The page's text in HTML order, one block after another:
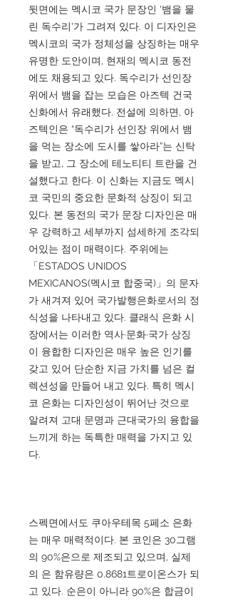
뒷면에는 멕시코 국가 문장인 '뱀을 물
린 독수리'가 그려져 있다. 이 디자인은
멕시코의 국가 정체성을 상징하는 매우
유명한 도안이며, 현재의 멕시코 동전
에도 채용되고 있다. 독수리가 선인장
위에서 뱀을 잡는 모습은 아즈텍 건국
신화에서 유래했다. 전설에 의하면, 아
즈텍인은 “독수리가 선인장 위에서 뱀
을 먹는 장소에 도시를 쌓아라”는 신탁
을 받고, 그 장소에 테노티티 트란을 건
설했다고 한다. 이 신화는 지금도 멕시
코 국민의 중요한 문화적 상징이 되고
있다. 본 동전의 국가 문장 디자인은 매
우 강력하고 세부까지 섬세하게 조각되
어있는 점이 매력이다. 주위에는
「ESTADOS UNIDOS
MEXICANOS(멕시코 합중국)」의 문자
가 새겨져 있어 국가발행은화로서의 정
식성을 나타내고 있다. 클래식 은화 시
장에서는 이러한 역사·문화·국가 상징
이 융합한 디자인은 매우 높은 인기를
갖고 있어 단순한 지금 가치를 넘은 컬
렉션성을 만들어 내고 있다. 특히 멕시
코 은화는 디자인성이 뛰어난 것으로
알려져 고대 문명과 근대국가의 융합을
느끼게 하는 독특한 매력을 가지고 있
다.
스펙면에서도 쿠아우테목 5페소 은화
는 매우 매력적이다. 본 코인은 30그램
의 90%은으로 제조되고 있으며, 실제
의 은 함유량은 0.8681트로이온스가 되
고 있다. 순은이 아니라 90%은 합금이